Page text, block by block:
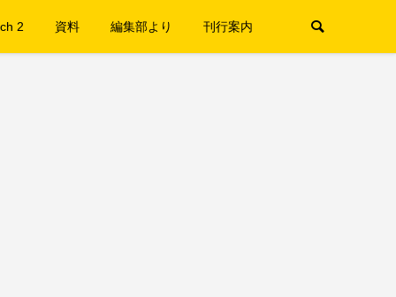
2 資料 編集部より 刊行案内